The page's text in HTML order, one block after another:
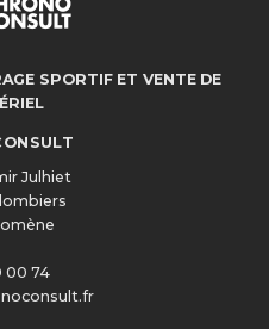
SPORTIF ET VENTE DE
Julhiet
00 74